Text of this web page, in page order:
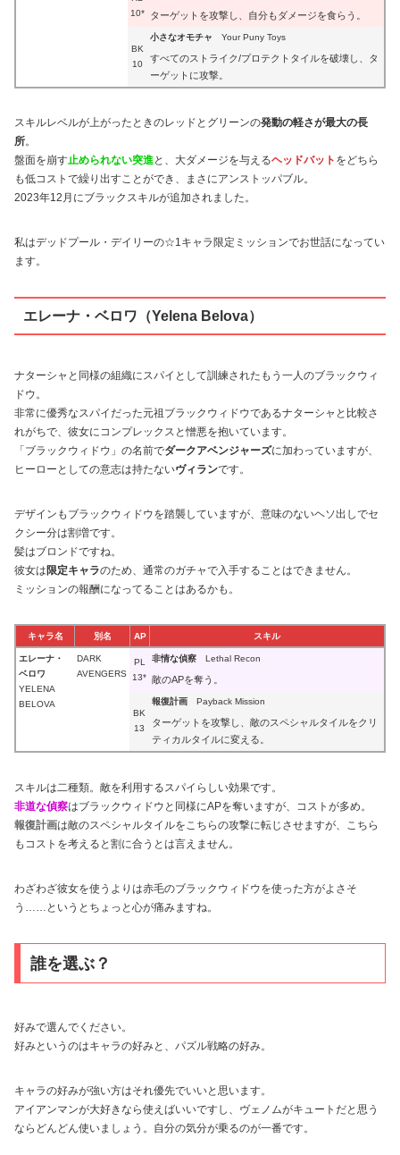
10*
ターゲットを攻撃し、自分もダメージを食らう。
BK
10
小さなオモチャ Your Puny Toys
すべてのストライク/プロテクトタイルを破壊し、タ
ーゲットに攻撃。
スキルレベルが上がったときのレッドとグリーンの発動の軽さが最大の長
所。
盤面を崩す止められない突進と、大ダメージを与えるヘッドバット をどちら
も低コストで繰り出すことができ、まさにアンストッパブル。
2023年12月にブラックスキルが追加されました。
私はデッドプール・デイリーの☆1キャラ限定ミッションでお世話になってい
ます。
エレーナ・ベロワ（Yelena Belova）
ナターシャと同様の組織にスパイとして訓練されたもう一人のブラックウィ
ドウ。
非常に優秀なスパイだった元祖ブラックウィドウであるナターシャと比較さ
れがちで、彼女にコンプレックスと憎悪を抱いています。
「ブラックウィドウ」の名前でダークアベンジャーズに加わっていますが、
ヒーローとしての意志は持たないヴィランです。
デザインもブラックウィドウを踏襲していますが、意味のないヘソ出しでセ
クシー分は割増です。
髪はブロンドですね。
彼女は限定キャラのため、通常のガチャで入手することはできません。
ミッションの報酬になってることはあるかも。
キャラ名 別名 AP スキル
エレーナ・
ベロワ
YELENA
BELOVA
DARK
AVENGERS
PL
13*
非情な偵察 Lethal Recon
敵のAPを奪う。
BK
13
報復計画 Payback Mission
ターゲットを攻撃し、敵のスペシャルタイルをクリ
ティカルタイルに変える。
スキルは二種類。敵を利用するスパイらしい効果です。
非道な偵察はブラックウィドウと同様にAPを奪いますが、コストが多め。
報復計画は敵のスペシャルタイルをこちらの攻撃に転じさせますが、こちら
もコストを考えると割に合うとは言えません。
わざわざ彼女を使うよりは赤毛のブラックウィドウを使った方がよさそ
う……というとちょっと心が痛みますね。
誰を選ぶ？
好みで選んでください。
好みというのはキャラの好みと、パズル戦略の好み。
キャラの好みが強い方はそれ優先でいいと思います。
アイアンマンが大好きなら使えばいいですし、ヴェノムがキュートだと思う
ならどんどん使いましょう。自分の気分が乗るのが一番です。